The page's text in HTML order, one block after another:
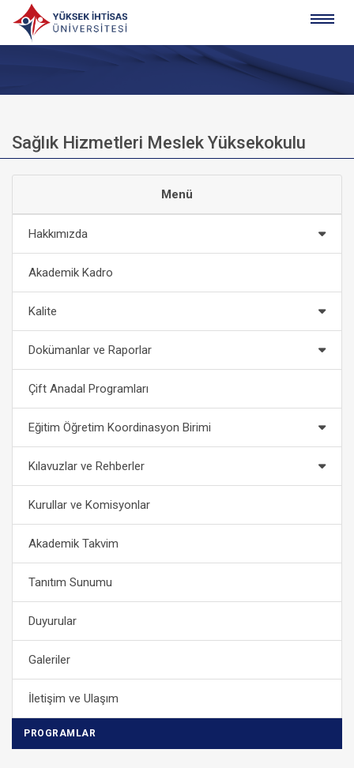
Sağlık Hizmetleri Meslek Yüksekokulu
Menü
Hakkımızda
Akademik Kadro
Kalite
Dokümanlar ve Raporlar
Çift Anadal Programları
Eğitim Öğretim Koordinasyon Birimi
Kılavuzlar ve Rehberler
Kurullar ve Komisyonlar
Akademik Takvim
Tanıtım Sunumu
Duyurular
Galeriler
İletişim ve Ulaşım
PROGRAMLAR